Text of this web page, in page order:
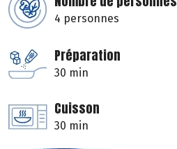
4 personnes
Préparation
30 min
Cuisson
30 min